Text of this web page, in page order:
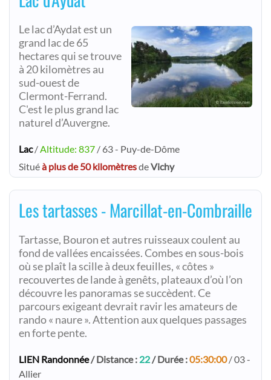
Le lac d’Aydat est un
grand lac de 65
hectares qui se trouve
à 20 kilomètres au
sud-ouest de
Clermont-Ferrand.
C'est le plus grand lac
naturel d’Auvergne.
Lac/Altitude: 837 / 63 - Puy-de-Dôme
Situéà plus de 50 kilomètresdeVichy
Les tartasses - Marcillat-en-Combraille
Tartasse, Bouron et autres ruisseaux coulent au
fond de vallées encaissées. Combes en sous-bois
où se plaît la scille à deux feuilles, « côtes »
recouvertes de lande à genêts, plateaux d’où l’on
découvre les panoramas se succèdent. Ce
parcours exigeant devrait ravir les amateurs de
rando « naure ». Attention aux quelques passages
en forte pente.
LIEN Randonnée/ Distance : 22/ Durée :05:30:00/ 03 -
Allier